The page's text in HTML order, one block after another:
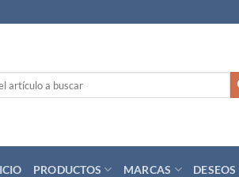
PRODUCTOS MARCAS DESEOS